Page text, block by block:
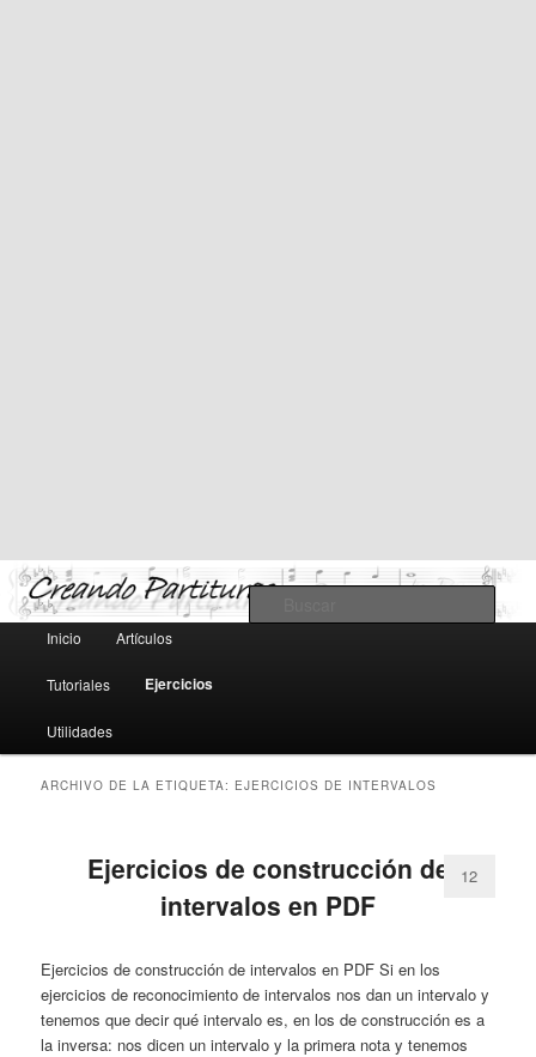
Teoría y notación musical, software y MIDI
Menú
Ir
al
contenido
principal
Ir
al
contenido
secundario
Inicio Artículos
Tutoriales Ejercicios
Utilidades
ARCHIVO DE LA ETIQUETA: EJERCICIOS DE INTERVALOS
Ejercicios de construcción de
intervalos en PDF
12
Ejercicios de construcción de intervalos en PDF Si en los
ejercicios de reconocimiento de intervalos nos dan un intervalo y
tenemos que decir qué intervalo es, en los de construcción es a
la inversa: nos dicen un intervalo y la primera nota y tenemos